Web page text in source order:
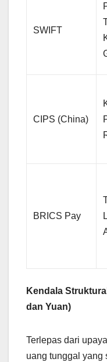
SWIFT
CIPS (China)
BRICS Pay
Kendala
dan Yuan)
Terlepas dari
uang tunggal yang